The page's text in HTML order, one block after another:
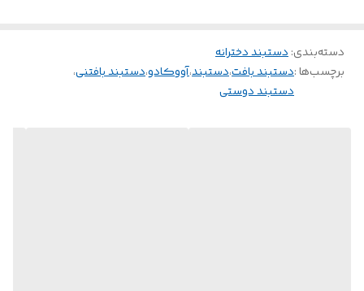
دسته‌بندی:دستبند دخترانه
برچسب‌ها :دستبند بافت،دستبند،آووکادو،دستبند بافتنی،
دستبند دوستی